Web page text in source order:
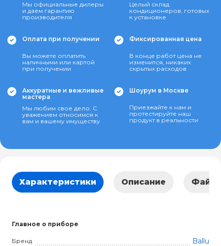
Мы официальные дилеры
и даем гарантию
производителя
Целый склад
кондиционеров, готовых
к установке
Оплата при получении
Вы можете оплатить
наличными или картой
при получении
Фиксированная цена
В конце работ цена не
изменится, никаких
скрытых расходов
Аккуратные и вежливые
мастера
Мы любим свое дело. С
уважением относимся к
вам и вашему имуществу
Шоурум в Москве
Приезжайте к нам и
протестируйте наш
продукт в реальности
Характеристики Описание
Главное о приборе
Бренд Ballu